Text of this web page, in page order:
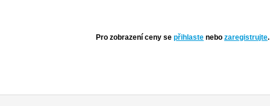
Pro zobrazení ceny se přihlaste nebo zaregistrujte.